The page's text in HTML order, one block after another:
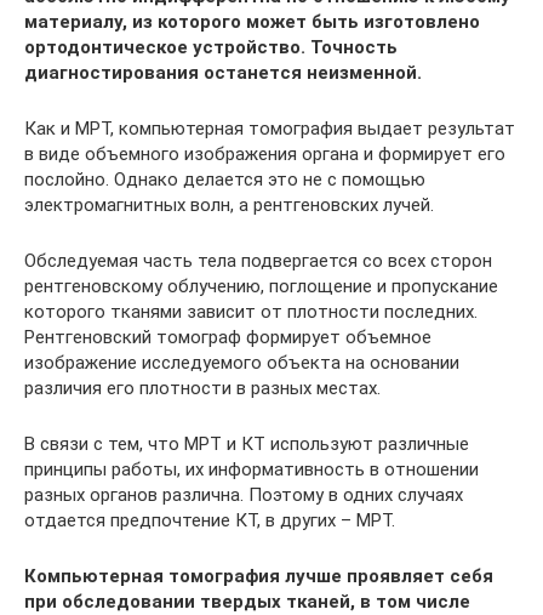
материалу, из которого может быть изготовлено
ортодонтическое устройство. Точность
диагностирования останется неизменной.
Как и МРТ, компьютерная томография выдает результат
в виде объемного изображения органа и формирует его
послойно. Однако делается это не с помощью
электромагнитных волн, а рентгеновских лучей.
Обследуемая часть тела подвергается со всех сторон
рентгеновскому облучению, поглощение и пропускание
которого тканями зависит от плотности последних.
Рентгеновский томограф формирует объемное
изображение исследуемого объекта на основании
различия его плотности в разных местах.
В связи с тем, что МРТ и КТ используют различные
принципы работы, их информативность в отношении
разных органов различна. Поэтому в одних случаях
отдается предпочтение КТ, в других – МРТ.
Компьютерная томография лучше проявляет себя
при обследовании твердых тканей, в том числе